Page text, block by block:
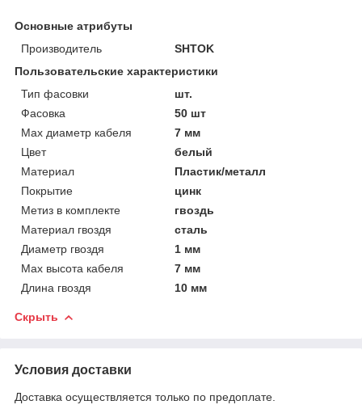
Основные атрибуты
Производитель
SHTOK
Пользовательские характеристики
Тип фасовки
шт.
Фасовка
50 шт
Max диаметр кабеля
7 мм
Цвет
белый
Материал
Пластик/металл
Покрытие
цинк
Метиз в комплекте
гвоздь
Материал гвоздя
сталь
Диаметр гвоздя
1 мм
Мах высота кабеля
7 мм
Длина гвоздя
10 мм
Скрыть
Условия доставки
Доставка осуществляется только по предоплате.